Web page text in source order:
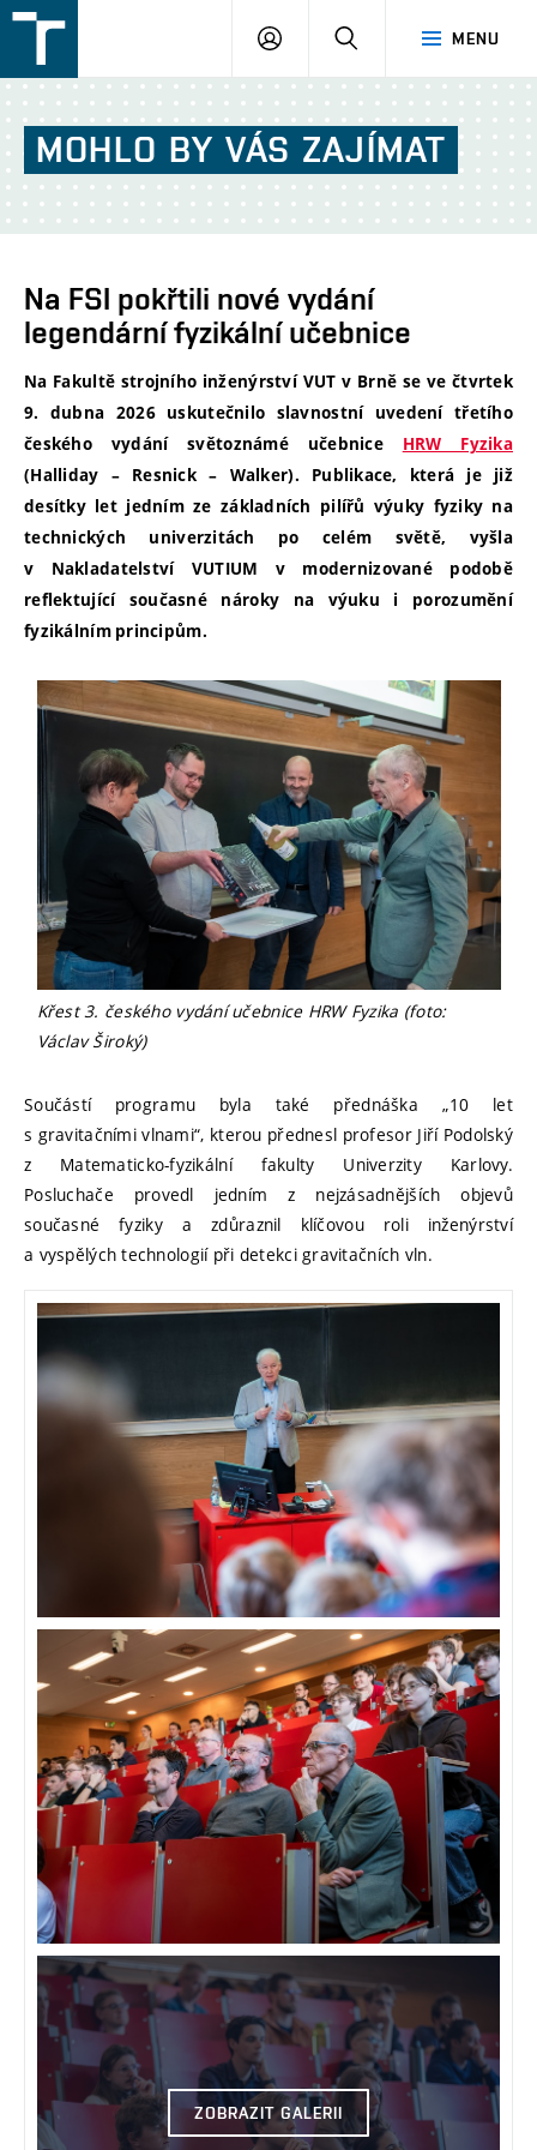
v
Brně
MENU
PŘIHLÁŠENÍ
MOHLO BY VÁS ZAJÍMAT
Na FSI pokřtili nové vydání
legendární fyzikální učebnice
Na Fakultě strojního inženýrství VUT v Brně se ve čtvrtek
9. dubna 2026 uskutečnilo slavnostní uvedení třetího
českého vydání světoznámé učebnice HRW Fyzika
(Halliday – Resnick – Walker). Publikace, která je již
desítky let jedním ze základních pilířů výuky fyziky na
technických univerzitách po celém světě, vyšla
v Nakladatelství VUTIUM v modernizované podobě
reflektující současné nároky na výuku i porozumění
fyzikálním principům.
Křest 3. českého vydání učebnice HRW Fyzika (foto:
Václav Široký)
Součástí programu byla také přednáška „10 let
s gravitačními vlnami“, kterou přednesl profesor Jiří Podolský
z Matematicko-fyzikální fakulty Univerzity Karlovy.
Posluchače provedl jedním z nejzásadnějších objevů
současné fyziky a zdůraznil klíčovou roli inženýrství
a vyspělých technologií při detekci gravitačních vln.
ZOBRAZIT GALERII